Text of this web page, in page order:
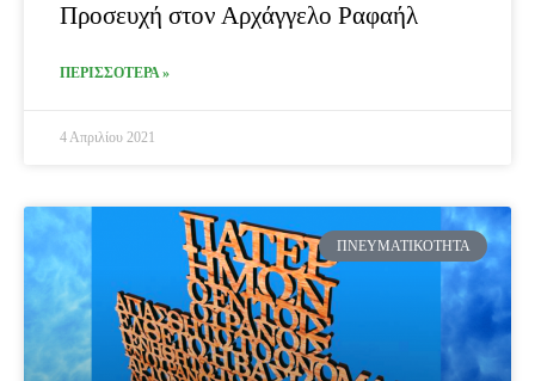
Προσευχή στον Αρχάγγελο Ραφαήλ
ΠΕΡΙΣΣΟΤΕΡΑ »
4 Απριλίου 2021
ΠΝΕΥΜΑΤΙΚΌΤΗΤΑ